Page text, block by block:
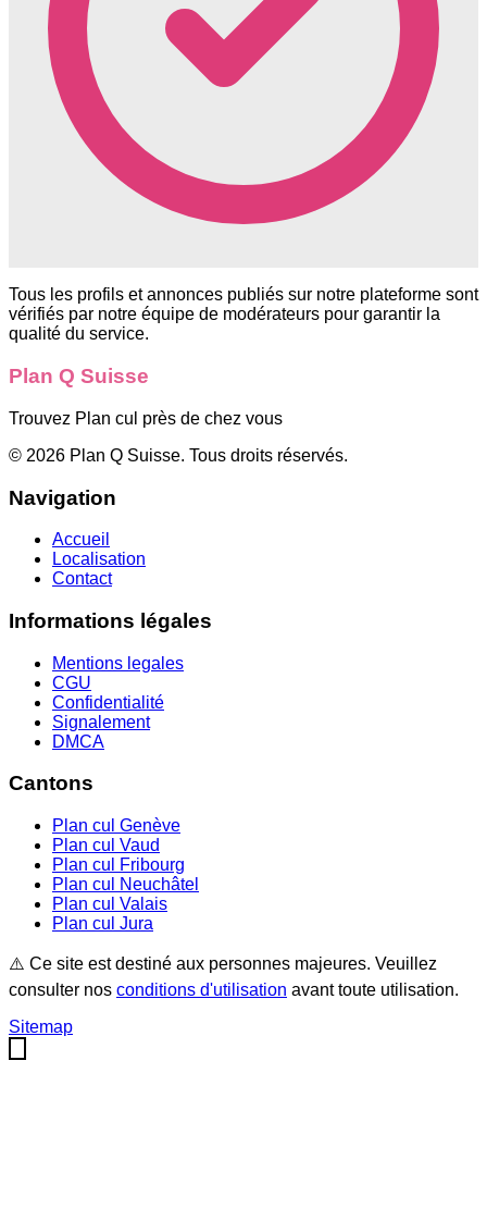
Tous les profils et annonces publiés sur notre plateforme sont
vérifiés par notre équipe de modérateurs pour garantir la
qualité du service.
Plan Q Suisse
Trouvez Plan cul près de chez vous
© 2026 Plan Q Suisse. Tous droits réservés.
Navigation
Accueil
Localisation
Contact
Informations légales
Mentions legales
CGU
Confidentialité
Signalement
DMCA
Cantons
Plan cul Genève
Plan cul Vaud
Plan cul
Fribourg
Plan cul
Neuchâtel
Plan cul Valais
Plan cul Jura
⚠️ Ce site est destiné aux personnes majeures. Veuillez
consulter nos conditions d'utilisation avant toute utilisation.
Sitemap